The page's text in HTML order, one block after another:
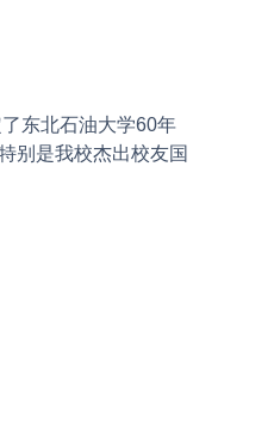
东北石油大学60年
别是我校杰出校友国